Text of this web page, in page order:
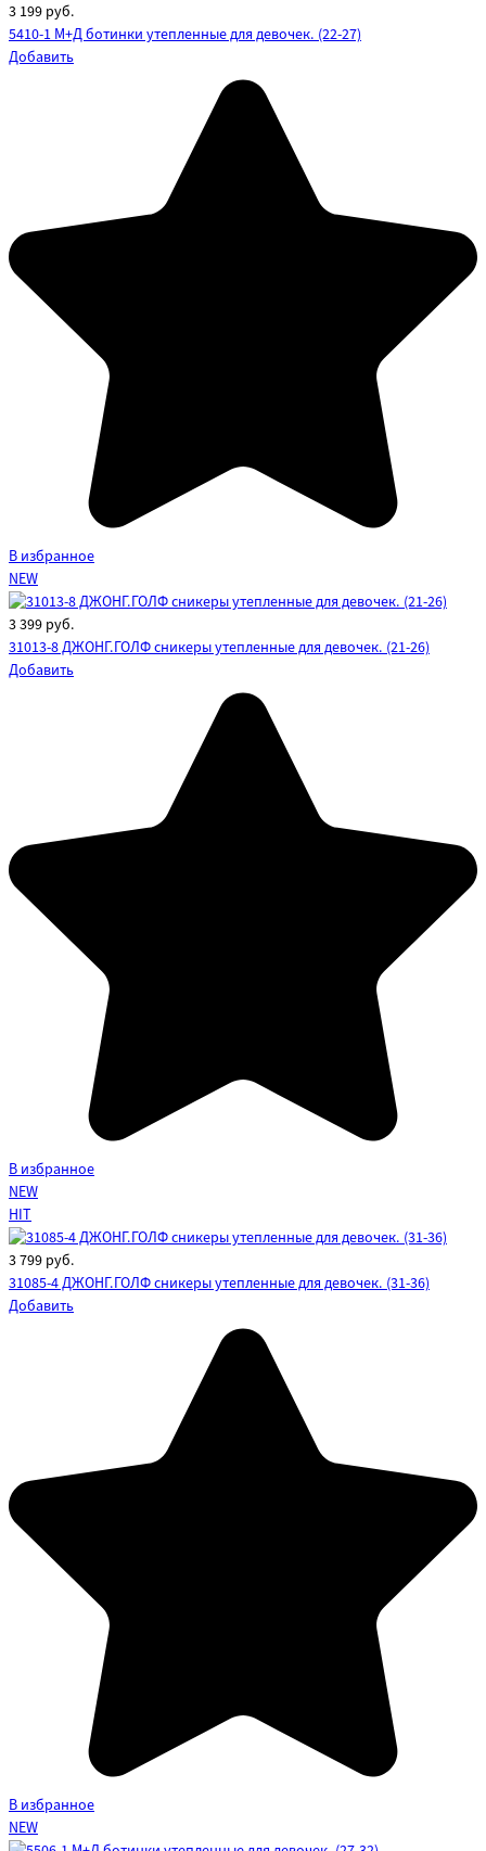
3 199 руб.
5410-1 М+Д ботинки утепленные для девочек. (22-27)
Добавить
В избранное
NEW
3 399 руб.
31013-8 ДЖОНГ.ГОЛФ сникеры утепленные для девочек. (21-26)
Добавить
В избранное
NEW
HIT
3 799 руб.
31085-4 ДЖОНГ.ГОЛФ сникеры утепленные для девочек. (31-36)
Добавить
В избранное
NEW